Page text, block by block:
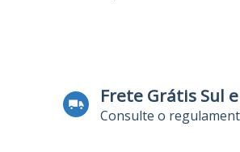
Frete Grátis Sul e
Consulte o